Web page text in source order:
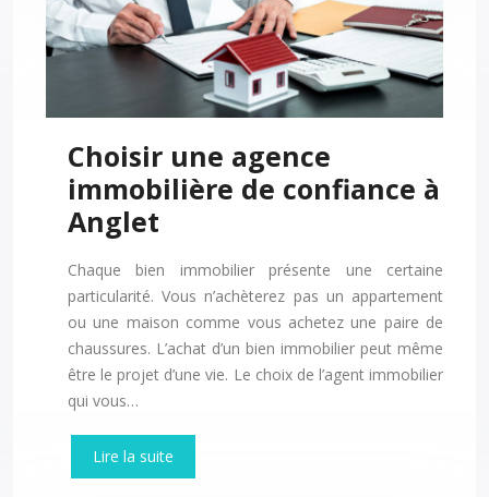
Choisir une agence
immobilière de confiance à
Anglet
Chaque bien immobilier présente une certaine
particularité. Vous n’achèterez pas un appartement
ou une maison comme vous achetez une paire de
chaussures. L’achat d’un bien immobilier peut même
être le projet d’une vie. Le choix de l’agent immobilier
qui vous…
Lire la suite